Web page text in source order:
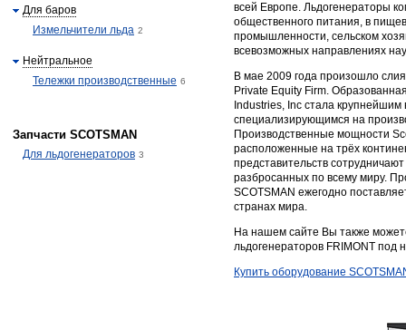
всей Европе. Льдогенераторы
общественного питания, в
промышленности, сельском
всевозможных направлениях
В мае 2009 года произошло
Private Equity Firm.
Industries, Inc стала
специализирующимся на
Производственные мощности
расположенные на трёх
представительств
разбросанных по всему миру.
SCOTSMAN ежегодно
странах мира.
На нашем сайте Вы также
льдогенераторов FRIMONT под
Купить оборудование
Для баров
Измельчители льда 2
Нейтральное
Тележки производственные 6
Запчасти SCOTSMAN
Для льдогенераторов 3